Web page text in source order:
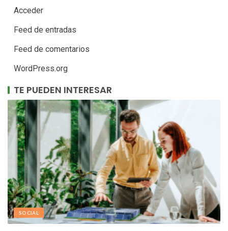
Acceder
Feed de entradas
Feed de comentarios
WordPress.org
TE PUEDEN INTERESAR
SOCIAL